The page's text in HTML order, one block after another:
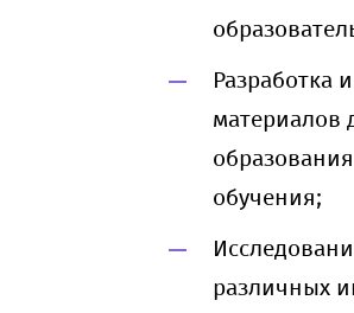
Разработка
материалов
обучения;
различных